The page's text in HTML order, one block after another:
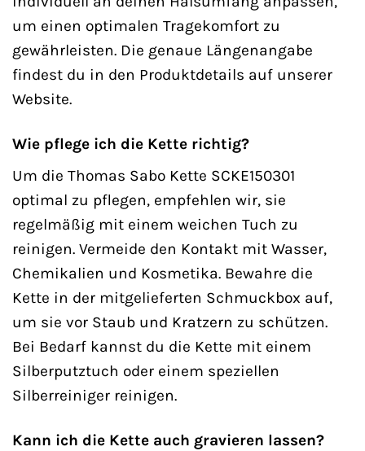
um einen optimalen Tragekomfort zu
gewährleisten. Die genaue Längenangabe
findest du in den Produktdetails auf unserer
Website.
Wie pflege ich die Kette richtig?
Um die Thomas Sabo Kette SCKE150301
optimal zu pflegen, empfehlen wir, sie
regelmäßig mit einem weichen Tuch zu
reinigen. Vermeide den Kontakt mit Wasser,
Chemikalien und Kosmetika. Bewahre die
Kette in der mitgelieferten Schmuckbox auf,
um sie vor Staub und Kratzern zu schützen.
Bei Bedarf kannst du die Kette mit einem
Silberputztuch oder einem speziellen
Silberreiniger reinigen.
Kann ich die Kette auch gravieren lassen?